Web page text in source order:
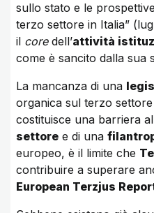
sullo stato e le
terzo settore in Italia”
il coredell’attività
come è sancito dalla sua
La mancanza di una
organica sul terzo
costituisce una barriera
settore e di una
europeo, è il limite che
contribuire a superare
European Terzjus